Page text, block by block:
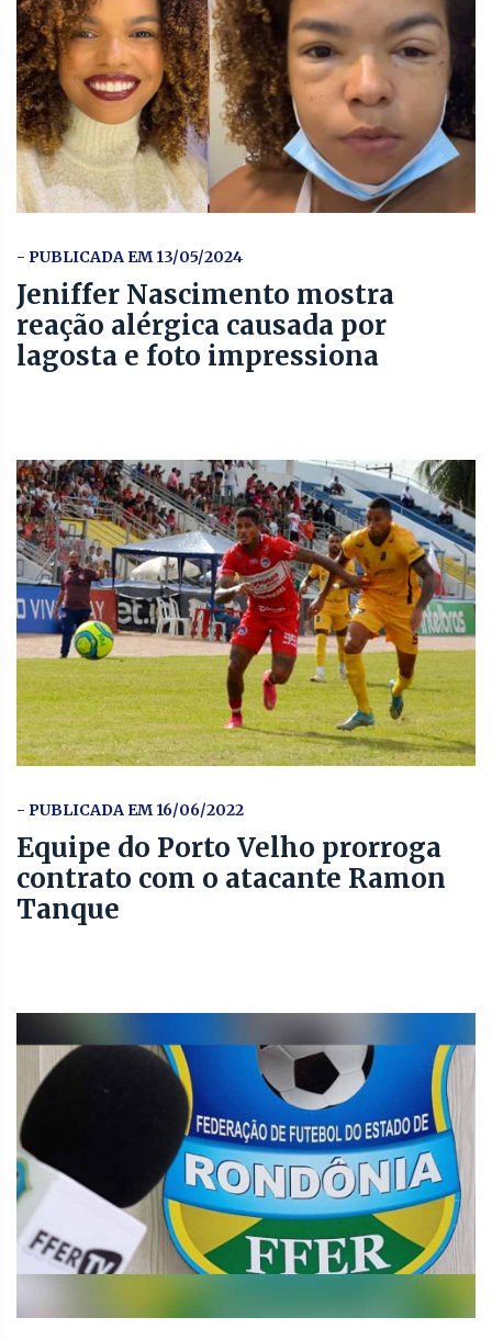
- PUBLICADA EM 13/05/2024
Jeniffer Nascimento mostra
reação alérgica causada por
lagosta e foto impressiona
- PUBLICADA EM 16/06/2022
Equipe do Porto Velho prorroga
contrato com o atacante Ramon
Tanque